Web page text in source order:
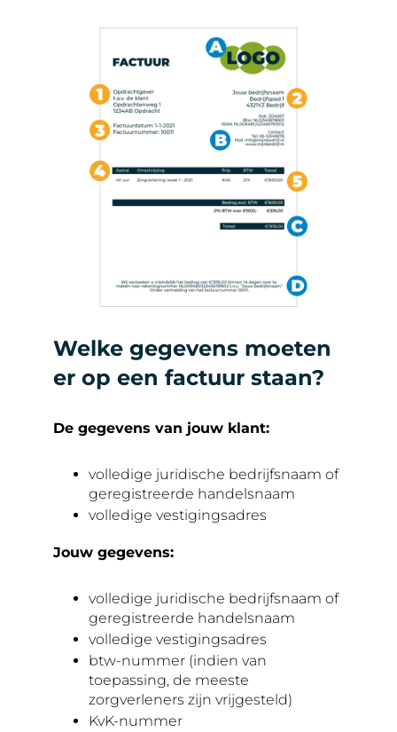
Welke gegevens moeten
er op een factuur staan?
De gegevens van jouw klant:
volledige juridische bedrijfsnaam of
geregistreerde handelsnaam
volledige vestigingsadres
Jouw gegevens:
volledige juridische bedrijfsnaam of
geregistreerde handelsnaam
volledige vestigingsadres
btw-nummer (indien van
toepassing, de meeste
zorgverleners zijn vrijgesteld)
KvK-nummer